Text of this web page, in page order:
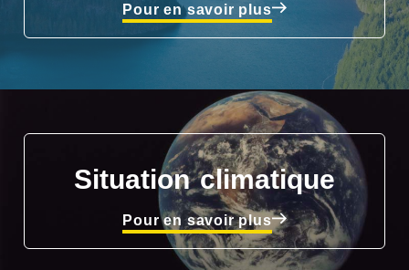
Pour en savoir plus
Situation climatique
Pour en savoir plus